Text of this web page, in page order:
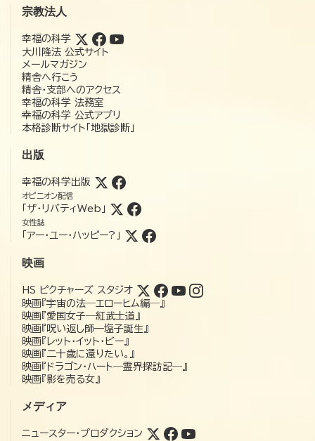
宗教法人
幸福の科学
大川隆法 公式サイト
メールマガジン
精舎へ行こう
精舎・支部へのアクセス
幸福の科学 法務室
幸福の科学 公式アプリ
本格診断サイト「地獄診断」
出版
幸福の科学出版
オピニオン配信
「ザ・リバティWeb」
女性誌
「アー・ユー・ハッピー?」
映画
HS ピクチャーズ スタジオ
映画『宇宙の法―エローヒム編―』
映画『愛国女子―紅武士道』
映画『呪い返し師—塩子誕生』
映画『レット・イット・ビー』
映画『二十歳に還りたい。』
映画『ドラゴン・ハート―霊界探訪記―』
映画『影を売る女』
メディア
ニュースター・プロダクション